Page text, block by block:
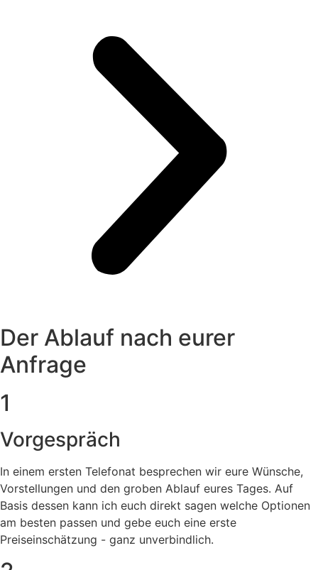
Der Ablauf nach eurer
Anfrage
1
Vorgespräch
In einem ersten Telefonat besprechen wir eure Wünsche,
Vorstellungen und den groben Ablauf eures Tages. Auf
Basis dessen kann ich euch direkt sagen welche Optionen
am besten passen und gebe euch eine erste
Preiseinschätzung - ganz unverbindlich.